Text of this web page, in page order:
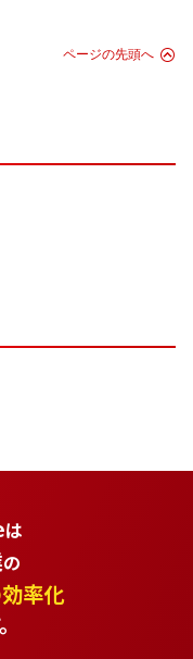
ページの先頭へ
は
の
率化